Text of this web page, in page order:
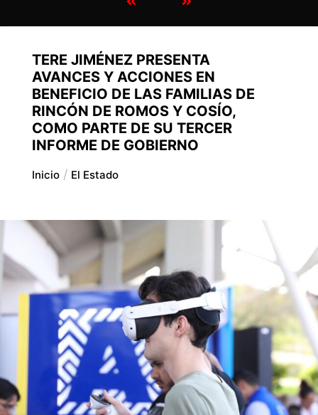
TERE JIMÉNEZ PRESENTA
AVANCES Y ACCIONES EN
BENEFICIO DE LAS FAMILIAS DE
RINCÓN DE ROMOS Y COSÍO,
COMO PARTE DE SU TERCER
INFORME DE GOBIERNO
Inicio El Estado